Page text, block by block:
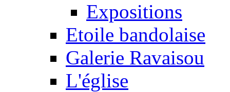
Expositions
Etoile bandolaise
Galerie Ravaisou
L'église